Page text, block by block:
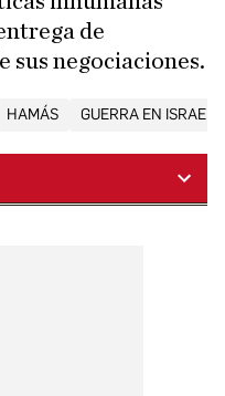
de
sus negociaciones.
HAMÁS GUERRA EN ISRAEL